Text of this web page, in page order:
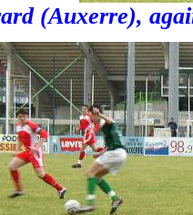
(Auxerre),